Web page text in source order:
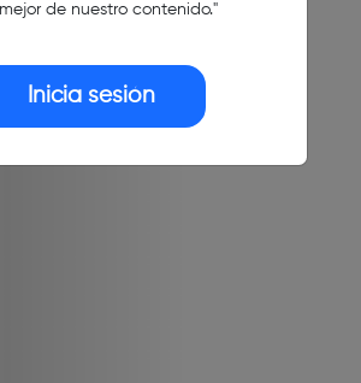
de nuestro contenido."
Inicia sesión